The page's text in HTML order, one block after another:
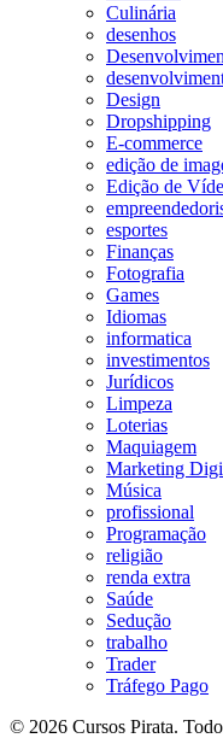
Culinária
desenhos
Design
Dropshipping
E-commerce
edição de
Edição de
esportes
Finanças
Fotografia
Games
Idiomas
informatica
investimentos
Jurídicos
Limpeza
Loterias
Maquiagem
Marketing
Música
profissional
Programação
religião
renda extra
Saúde
Sedução
trabalho
Trader
Tráfego Pago
© 2026 Cursos Pirata.